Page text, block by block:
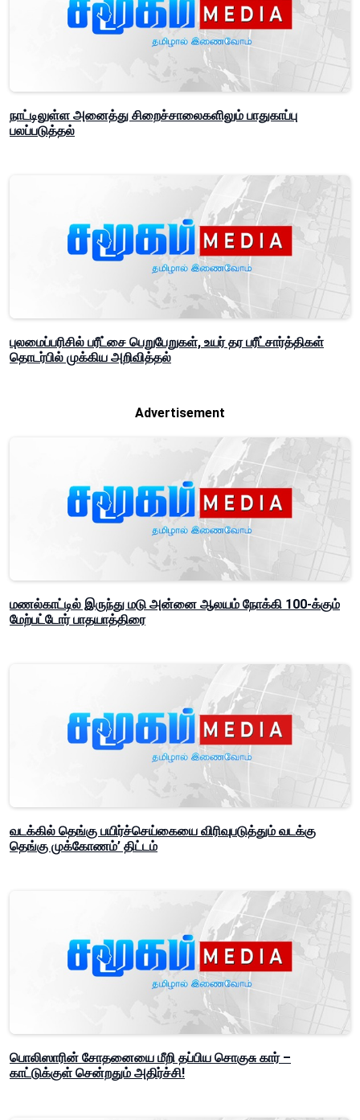
நாட்டிலுள்ள அனைத்து சிறைச்சாலைகளிலும் பாதுகாப்பு
பலப்படுத்தல்
புலமைப்பரிசில் பரீட்சை பெறுபேறுகள், உயர் தர பரீட்சார்த்திகள்
தொடர்பில் முக்கிய அறிவித்தல்
Advertisement
மணல்காட்டில் இருந்து மடு அன்னை ஆலயம் நோக்கி 100-க்கும்
மேற்பட்டோர் பாதயாத்திரை
வடக்கில் தெங்கு பயிர்ச்செய்கையை விரிவுபடுத்தும் வடக்கு
தெங்கு முக்கோணம்’ திட்டம்
பொலிஸாரின் சோதனையை மீறி தப்பிய சொகுசு கார் –
காட்டுக்குள் சென்றதும் அதிர்ச்சி!